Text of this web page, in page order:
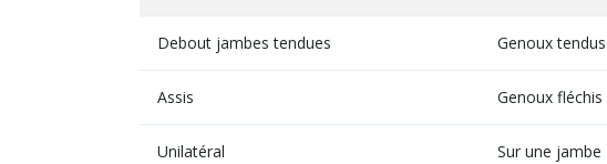
Debout jambes tendues Genoux tendus
Assis Genoux fléchis
Unilatéral Sur une jambe